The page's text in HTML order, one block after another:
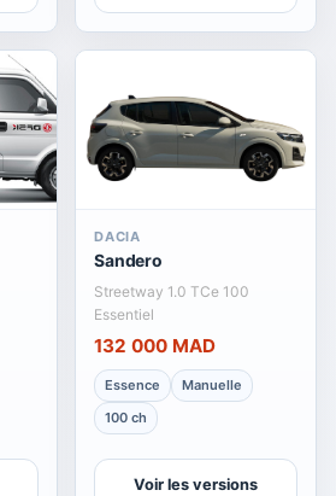
DACIA
Sandero
Streetway 1.0 TCe 100
Essentiel
132 000 MAD
Essence
Manuelle
100 ch
Voir les versions